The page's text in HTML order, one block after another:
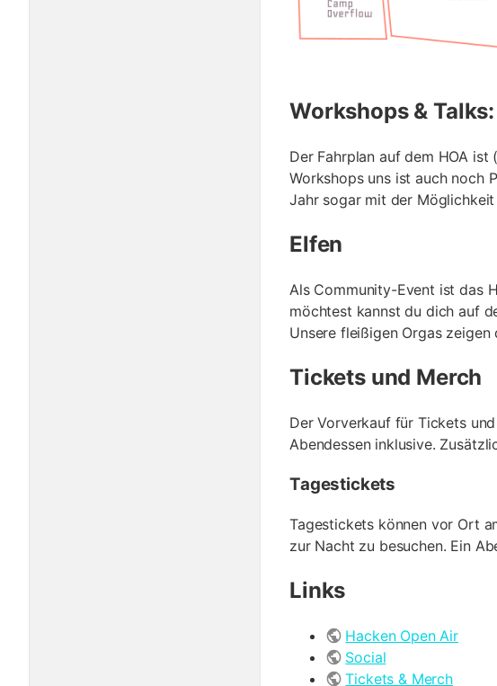
Workshops &
Der Fahrplan auf dem HOA
Workshops uns ist auch noch
Jahr sogar mit der
Elfen
Als Community-Event ist das
möchtest kannst du dich auf
Unsere fleißigen Orgas
Tickets und Merch
Der Vorverkauf für Tickets
Abendessen inklusive.
Tagestickets
Tagestickets können vor Ort
zur Nacht zu besuchen. Ein
Links
Hacken Open Air
Social
Tickets & Merch